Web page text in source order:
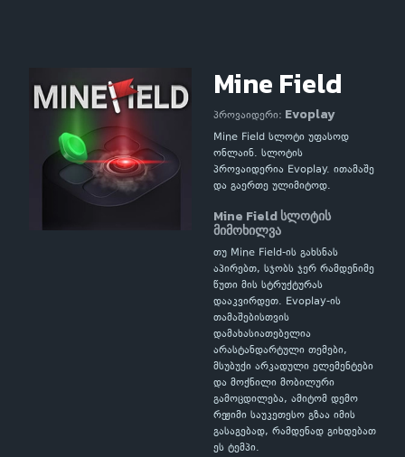
Mine Field
პროვაიდერი: Evoplay
Mine Field სლოტი უფასოდ
ონლაინ. სლოტის
პროვაიდერია Evoplay. ითამაშე
და გაერთე ულიმიტოდ.
Mine Field სლოტის
მიმოხილვა
თუ Mine Field-ის გახსნას
აპირებთ, სჯობს ჯერ რამდენიმე
წუთი მის სტრუქტურას
დააკვირდეთ. Evoplay-ის
თამაშებისთვის
დამახასიათებელია
არასტანდარტული თემები,
მსუბუქი არკადული ელემენტები
და მოქნილი მობილური
გამოცდილება, ამიტომ დემო
რეჟიმი საუკეთესო გზაა იმის
გასაგებად, რამდენად გიხდებათ
ეს ტემპი.